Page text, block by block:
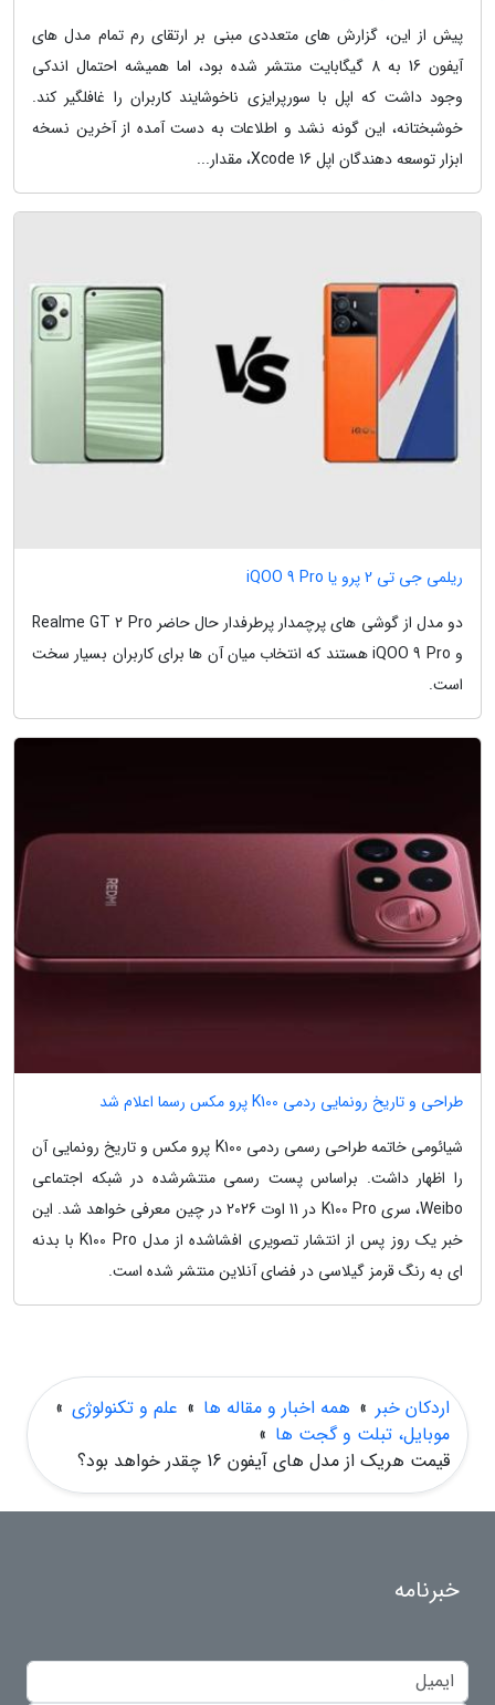
پیش از این، گزارش های متعددی مبنی بر ارتقای رم تمام مدل های
آیفون 16 به 8 گیگابایت منتشر شده بود، اما همیشه احتمال اندکی
وجود داشت که اپل با سورپرایزی ناخوشایند کاربران را غافلگیر کند.
خوشبختانه، این گونه نشد و اطلاعات به دست آمده از آخرین نسخه
ابزار توسعه دهندگان اپل Xcode 16، مقدار...
ریلمی جی تی 2 پرو یا iQOO 9 Pro
دو مدل از گوشی های پرچمدار پرطرفدار حال حاضر Realme GT 2 Pro
و iQOO 9 Pro هستند که انتخاب میان آن ها برای کاربران بسیار سخت
است.
طراحی و تاریخ رونمایی ردمی K100 پرو مکس رسما اعلام شد
شیائومی خاتمه طراحی رسمی ردمی K100 پرو مکس و تاریخ رونمایی آن
را اظهار داشت. براساس پست رسمی منتشرشده در شبکه اجتماعی
Weibo، سری K100 Pro در 11 اوت 2026 در چین معرفی خواهد شد. این
خبر یک روز پس از انتشار تصویری افشاشده از مدل K100 Pro با بدنه
ای به رنگ قرمز گیلاسی در فضای آنلاین منتشر شده است.
اردکان خبر » همه اخبار و مقاله ها » علم و تکنولوژی »
موبایل، تبلت و گجت ها »
قیمت هریک از مدل های آیفون 16 چقدر خواهد بود؟
خبرنامه